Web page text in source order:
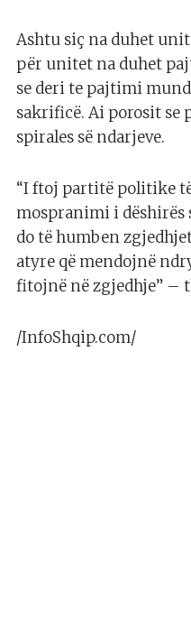
Ashtu siç na duhet
për unitet na duhet
se deri te pajtimi
sakrificë. Ai porosit se
spirales së ndarjeve.
“I ftoj partitë politike
mospranimi i dëshirës
do të humben
atyre që mendojnë
fitojnë në zgjedhje” –
/InfoShqip.com/